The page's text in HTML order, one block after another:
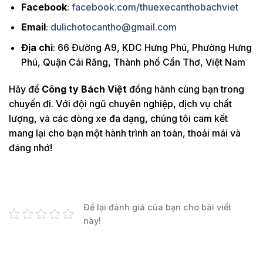
Facebook: facebook.com/thuexecanthobachviet
Email: dulichotocantho@gmail.com
Địa chỉ: 66 Đường A9, KDC Hưng Phú, Phường Hưng
Phú, Quận Cái Răng, Thành phố Cần Thơ, Việt Nam
Hãy để Công ty Bách Việt đồng hành cùng bạn trong
chuyến đi. Với đội ngũ chuyên nghiệp, dịch vụ chất
lượng, và các dòng xe đa dạng, chúng tôi cam kết
mang lại cho bạn một hành trình an toàn, thoải mái và
đáng nhớ!
Để lại đánh giá của bạn cho bài viết
này!